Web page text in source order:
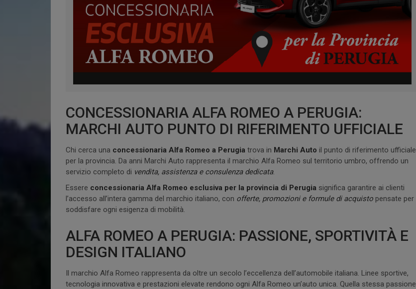
CONCESSIONARIA ALFA ROMEO A PERUGIA:
MARCHI AUTO PUNTO DI RIFERIMENTO UFFICIALE
Chi cerca una concessionaria Alfa Romeo a Perugia trova in Marchi Auto il punto di riferimento ufficiale
per la provincia. Da anni Marchi Auto rappresenta il marchio Alfa Romeo sul territorio umbro, offrendo un
servizio completo di vendita, assistenza e consulenza dedicata.
Essere concessionaria Alfa Romeo esclusiva per la provincia di Perugia significa garantire ai clienti
l’accesso all’intera gamma del marchio italiano, con offerte, promozioni e formule di acquisto pensate per
soddisfare ogni esigenza di mobilità.
ALFA ROMEO A PERUGIA: PASSIONE, SPORTIVITÀ E
DESIGN ITALIANO
Il marchio Alfa Romeo rappresenta da oltre un secolo l’eccellenza dell’automobile italiana. Linee sportive,
tecnologia innovativa e prestazioni elevate rendono ogni Alfa Romeo un’auto unica. Quella stessa passione